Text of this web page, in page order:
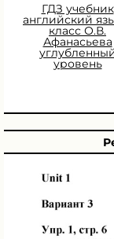
ГДЗ учебник
английский
класс О.В.
Афанасьева
уровень